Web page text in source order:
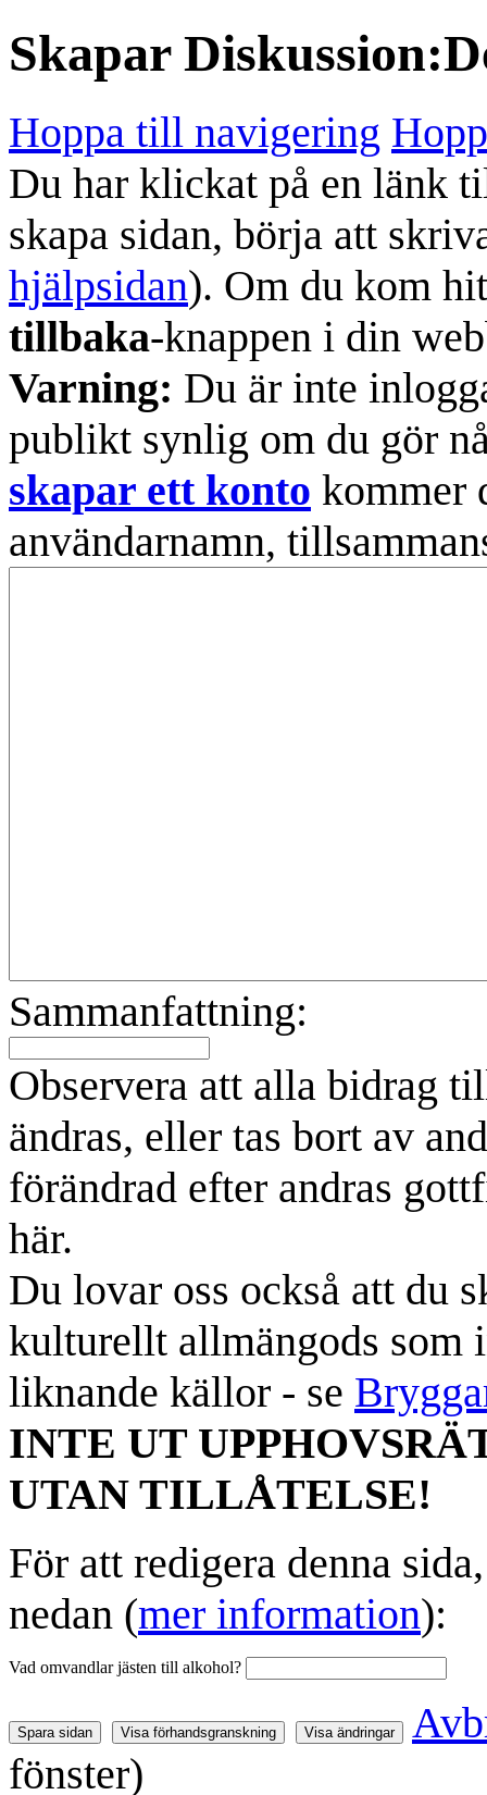
Skapar
Hoppa till navigering
Du har klickat på en länk
skapa sidan, börja att
hjälpsidan). Om du kom
tillbaka-knappen i din
Varning: Du är inte
publikt synlig om du gör
skapar ett konto kommer
användarnamn,
Sammanfattning:
Observera att alla bidrag
ändras, eller tas bort av
förändrad efter andras
här.
Du lovar oss också att du
kulturellt allmängods som
liknande källor - se
INTE UT
UTAN TILLÅTELSE!
För att redigera denna
nedan (mer information):
Vad omvandlar jästen till alkohol?
fönster)